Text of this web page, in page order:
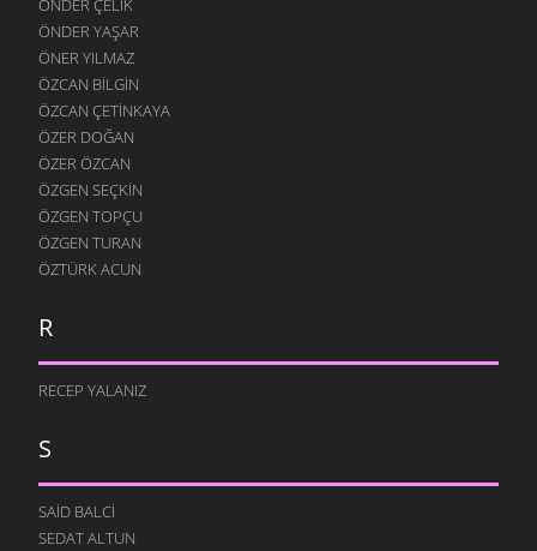
ÖNDER YAŞAR
ÖNER YILMAZ
ÖZCAN BILGIN
ÖZCAN ÇETINKAYA
ÖZER DOĞAN
ÖZER ÖZCAN
ÖZGEN SEÇKIN
ÖZGEN TOPÇU
ÖZGEN TURAN
ÖZTÜRK ACUN
R
RECEP YALANIZ
S
SAID BALCI
SEDAT ALTUN